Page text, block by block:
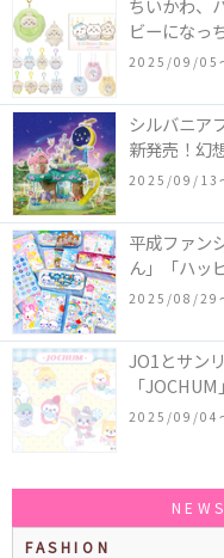
ちいかわ、
ビーになっ
ビー)』の催
2025/09/05
シルバニア
新発売！幻
などの装飾
2025/09/13
平成ファン
ん」「ハッ
どの「カン
2025/08/29
JO1とサン
「
ザインシリ
2025/09/04
FASHION